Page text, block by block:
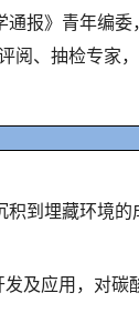
通报》青年编
阅、抽检专家
到埋藏环境的
及应用，对碳